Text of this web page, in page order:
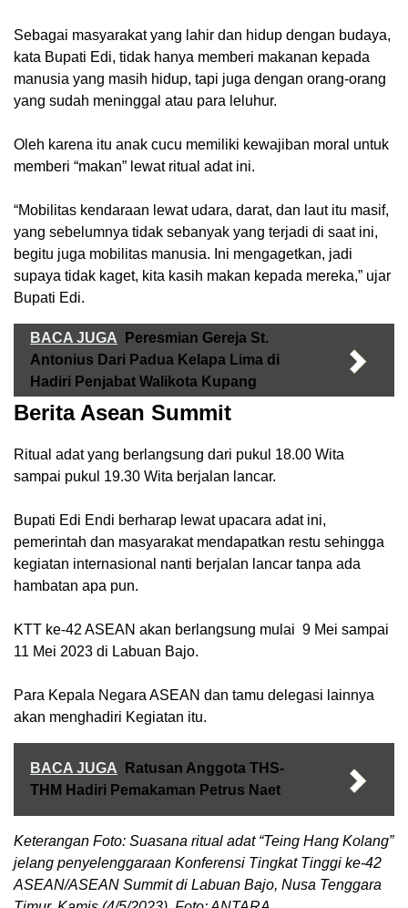
Sebagai masyarakat yang lahir dan hidup dengan budaya,
kata Bupati Edi, tidak hanya memberi makanan kepada
manusia yang masih hidup, tapi juga dengan orang-orang
yang sudah meninggal atau para leluhur.
Oleh karena itu anak cucu memiliki kewajiban moral untuk
memberi “makan” lewat ritual adat ini.
“Mobilitas kendaraan lewat udara, darat, dan laut itu masif,
yang sebelumnya tidak sebanyak yang terjadi di saat ini,
begitu juga mobilitas manusia. Ini mengagetkan, jadi
supaya tidak kaget, kita kasih makan kepada mereka,” ujar
Bupati Edi.
BACA JUGA
Peresmian Gereja St.
Antonius Dari Padua Kelapa Lima di
Hadiri Penjabat Walikota Kupang
Berita Asean Summit
Ritual adat yang berlangsung dari pukul 18.00 Wita
sampai pukul 19.30 Wita berjalan lancar.
Bupati Edi Endi berharap lewat upacara adat ini,
pemerintah dan masyarakat mendapatkan restu sehingga
kegiatan internasional nanti berjalan lancar tanpa ada
hambatan apa pun.
KTT ke-42 ASEAN akan berlangsung mulai 9 Mei sampai
11 Mei 2023 di Labuan Bajo.
Para Kepala Negara ASEAN dan tamu delegasi lainnya
akan menghadiri Kegiatan itu.
BACA JUGA
Ratusan Anggota THS-
THM Hadiri Pemakaman Petrus Naet
Keterangan Foto: Suasana ritual adat “Teing Hang Kolang”
jelang penyelenggaraan Konferensi Tingkat Tinggi ke-42
ASEAN/ASEAN Summit di Labuan Bajo, Nusa Tenggara